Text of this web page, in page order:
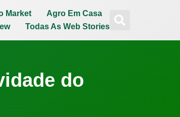
Market
Agro Em Casa
Todas As Web Stories
do